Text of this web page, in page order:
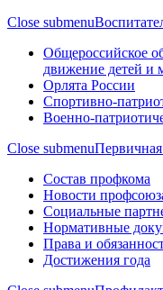
Close submenu
Общероссийское
движение детей и
Орлята России
Спортивно-
Военно-
Close submenu
Состав профкома
Новости
Социальные
Нормативные
Права и
Достижения года